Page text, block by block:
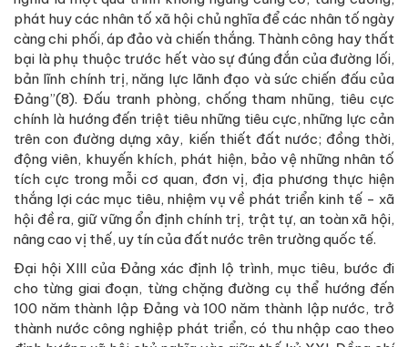
phát huy các nhân tố xã hội chủ nghĩa để các nhân tố ngày
càng chi phối, áp đảo và chiến thắng. Thành công hay thất
bại là phụ thuộc trước hết vào sự đúng đắn của đường lối,
bản lĩnh chính trị, năng lực lãnh đạo và sức chiến đấu của
Đảng”(8). Đấu tranh phòng, chống tham nhũng, tiêu cực
chính là hướng đến triệt tiêu những tiêu cực, những lực cản
trên con đường dựng xây, kiến thiết đất nước; đồng thời,
động viên, khuyến khích, phát hiện, bảo vệ những nhân tố
tích cực trong mỗi cơ quan, đơn vị, địa phương thực hiện
thắng lợi các mục tiêu, nhiệm vụ về phát triển kinh tế - xã
hội đề ra, giữ vững ổn định chính trị, trật tự, an toàn xã hội,
nâng cao vị thế, uy tín của đất nước trên trường quốc tế.
Đại hội XIII của Đảng xác định lộ trình, mục tiêu, bước đi
cho từng giai đoạn, từng chặng đường cụ thể hướng đến
100 năm thành lập Đảng và 100 năm thành lập nước, trở
thành nước công nghiệp phát triển, có thu nhập cao theo